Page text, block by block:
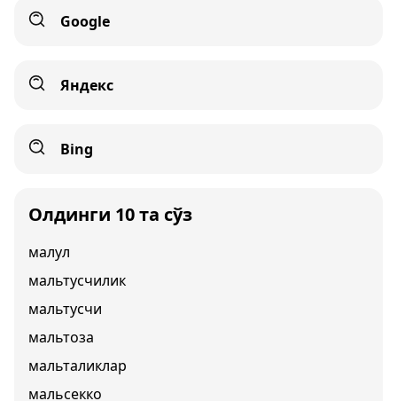
Google
Яндекс
Bing
Олдинги 10 та сўз
малул
мальтусчилик
мальтусчи
мальтоза
мальталиклар
мальсекко